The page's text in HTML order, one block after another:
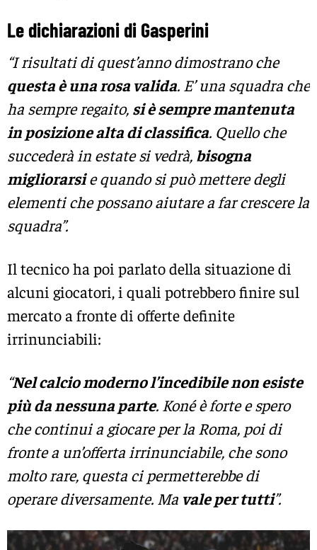
Le dichiarazioni di Gasperini
“I risultati di quest’anno dimostrano che
questa è una rosa valida. E’ una squadra che
ha sempre regaito, si è sempre mantenuta
in posizione alta di classifica. Quello che
succederà in estate si vedrà, bisogna
migliorarsie quando si può mettere degli
elementi che possano aiutare a far crescere la
squadra”.
Il tecnico ha poi parlato della situazione di
alcuni giocatori, i quali potrebbero finire sul
mercato a fronte di offerte definite
irrinunciabili:
“Nel calcio moderno l’incedibile non esiste
più da nessuna parte. Koné è forte e spero
che continui a giocare per la Roma, poi di
fronte a un’offerta irrinunciabile, che sono
molto rare, questa ci permetterebbe di
operare diversamente. Ma vale per tutti”.